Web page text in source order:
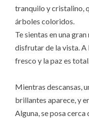
tranquilo y cristalino,
árboles coloridos.
Te sientas en una
disfrutar de la vista. A
fresco y la paz es total.
Mientras descansas,
brillantes aparece, y
Alguna, se posa cerca